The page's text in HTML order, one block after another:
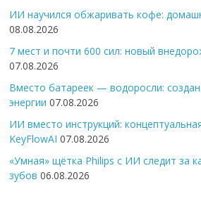
ИИ научился обжаривать кофе:
08.08.2026
7 мест и почти 600 сил: новый
07.08.2026
Вместо батареек — водоросли:
энергии 07.08.2026
ИИ вместо инструкций:
KeyFlowAI 07.08.2026
«Умная» щётка Philips с ИИ следит за
зубов 06.08.2026